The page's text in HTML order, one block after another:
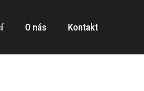
O nás Kontakt